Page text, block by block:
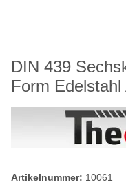
DIN 439
Form Edelstahl
Artikelnummer: 10061